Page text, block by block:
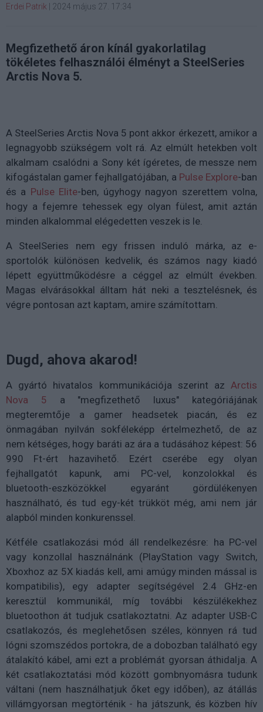
Erdei Patrik 2024 május 27. 17:34
Megfizethető áron kínál gyakorlatilag
tökéletes felhasználói élményt a SteelSeries
Arctis Nova 5.
A SteelSeries Arctis Nova 5 pont akkor érkezett, amikor a
legnagyobb szükségem volt rá. Az elmúlt hetekben volt
alkalmam csalódni a Sony két ígéretes, de messze nem
kifogástalan gamer fejhallgatójában, a Pulse Explore-ban
és a Pulse Elite-ben, úgyhogy nagyon szerettem volna,
hogy a fejemre tehessek egy olyan fülest, amit aztán
minden alkalommal elégedetten veszek is le.
A SteelSeries nem egy frissen induló márka, az e-
sportolók különösen kedvelik, és számos nagy kiadó
lépett együttműködésre a céggel az elmúlt években.
Magas elvárásokkal álltam hát neki a tesztelésnek, és
végre pontosan azt kaptam, amire számítottam.
Dugd, ahova akarod!
A gyártó hivatalos kommunikációja szerint az Arctis
Nova 5 a "megfizethető luxus" kategóriájának
megteremtője a gamer headsetek piacán, és ez
önmagában nyilván sokféleképp értelmezhető, de az
nem kétséges, hogy baráti az ára a tudásához képest: 56
990 Ft-ért hazavihető. Ezért cserébe egy olyan
fejhallgatót kapunk, ami PC-vel, konzolokkal és
bluetooth-eszközökkel egyaránt gördülékenyen
használható, és tud egy-két trükköt még, ami nem jár
alapból minden konkurenssel.
Kétféle csatlakozási mód áll rendelkezésre: ha PC-vel
vagy konzollal használnánk (PlayStation vagy Switch,
Xboxhoz az 5X kiadás kell, ami amúgy minden mással is
kompatibilis), egy adapter segítségével 2.4 GHz-en
keresztül kommunikál, míg további készülékekhez
bluetoothon át tudjuk csatlakoztatni. Az adapter USB-C
csatlakozós, és meglehetősen széles, könnyen rá tud
lógni szomszédos portokra, de a dobozban található egy
átalakító kábel, ami ezt a problémát gyorsan áthidalja. A
két csatlakoztatási mód között gombnyomásra tudunk
váltani (nem használhatjuk őket egy időben), az átállás
villámgyorsan megtörténik - ha játszunk, és közben hív